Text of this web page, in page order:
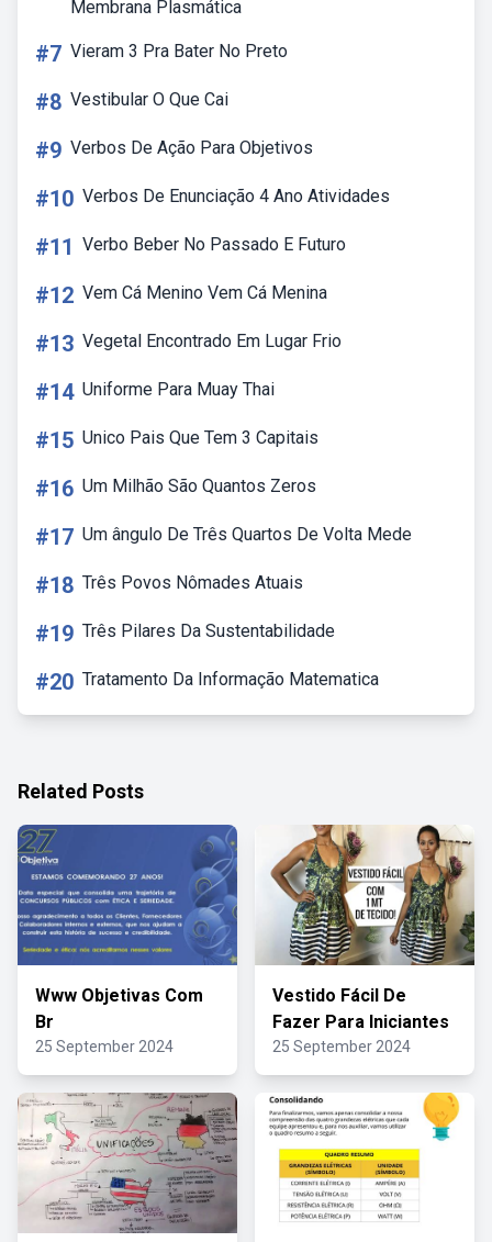
Membrana Plasmática
#7 Vieram 3 Pra Bater No Preto
#8 Vestibular O Que Cai
#9 Verbos De Ação Para Objetivos
#10 Verbos De Enunciação 4 Ano Atividades
#11 Verbo Beber No Passado E Futuro
#12 Vem Cá Menino Vem Cá Menina
#13 Vegetal Encontrado Em Lugar Frio
#14 Uniforme Para Muay Thai
#15 Unico Pais Que Tem 3 Capitais
#16 Um Milhão São Quantos Zeros
#17 Um ângulo De Três Quartos De Volta Mede
#18 Três Povos Nômades Atuais
#19 Três Pilares Da Sustentabilidade
#20 Tratamento Da Informação Matematica
Related Posts
Www Objetivas Com
Br
25 September 2024
Vestido Fácil De
Fazer Para Iniciantes
25 September 2024